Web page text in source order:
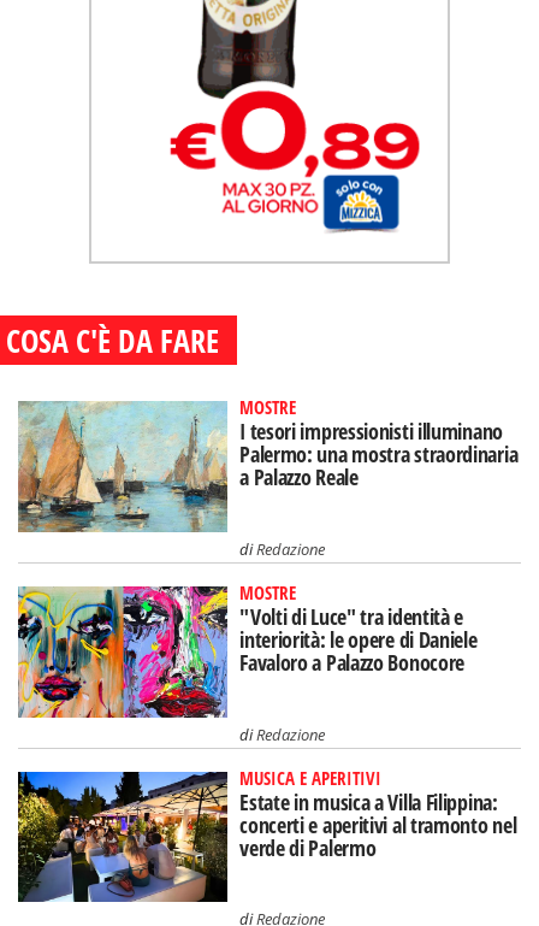
COSA C'È DA FARE
MOSTRE
I tesori impressionisti illuminano
Palermo: una mostra straordinaria
a Palazzo Reale
diRedazione
MOSTRE
"Volti di Luce" tra identità e
interiorità: le opere di Daniele
Favaloro a Palazzo Bonocore
diRedazione
MUSICA E APERITIVI
Estate in musica a Villa Filippina:
concerti e aperitivi al tramonto nel
verde di Palermo
diRedazione